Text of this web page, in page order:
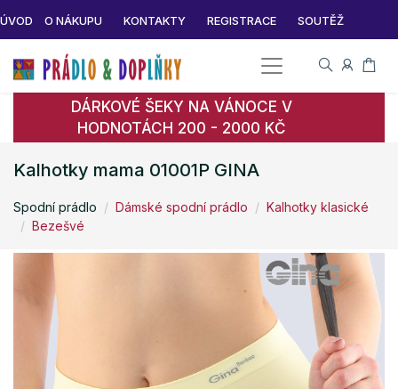
ÚVOD O NÁKUPU KONTAKTY REGISTRACE SOUTĚŽ
DÁRKOVÉ ŠEKY NA VÁNOCE V
HODNOTÁCH 200 - 2000 KČ
Kalhotky mama 01001P GINA
Spodní prádlo Dámské spodní prádlo
Kalhotky klasické
Bezešvé